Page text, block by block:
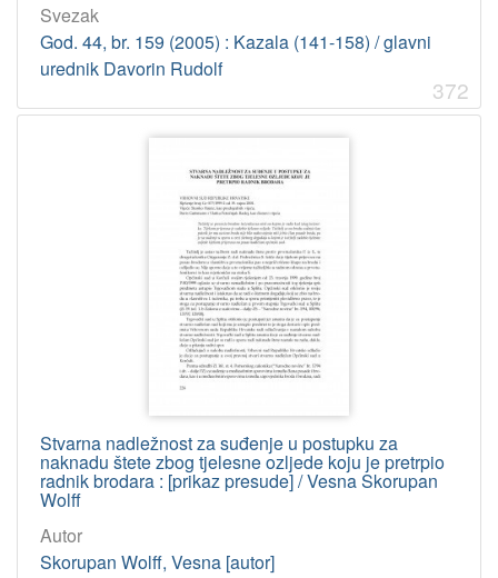
Svezak
God. 44, br. 159 (2005) : Kazala (141-158) / glavni
urednik Davorin Rudolf
372
Stvarna nadležnost za suđenje u postupku za
naknadu štete zbog tjelesne ozljede koju je pretrpio
radnik brodara : [prikaz presude] / Vesna Skorupan
Wolff
Autor
Skorupan Wolff, Vesna [autor]